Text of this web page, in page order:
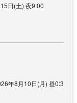
日(土) 夜9:00
年8月10日(月) 昼0:3